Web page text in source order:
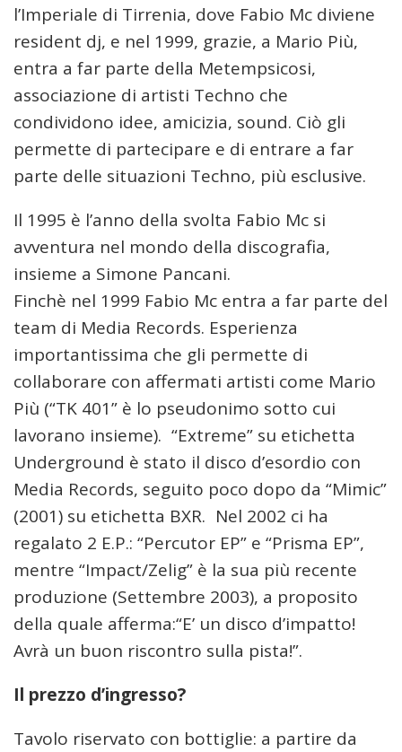
l’Imperiale di Tirrenia, dove Fabio Mc diviene
resident dj, e nel 1999, grazie, a Mario Più,
entra a far parte della Metempsicosi,
associazione di artisti Techno che
condividono idee, amicizia, sound. Ciò gli
permette di partecipare e di entrare a far
parte delle situazioni Techno, più esclusive.
Il 1995 è l’anno della svolta Fabio Mc si
avventura nel mondo della discografia,
insieme a Simone Pancani.
Finchè nel 1999 Fabio Mc entra a far parte del
team di Media Records. Esperienza
importantissima che gli permette di
collaborare con affermati artisti come Mario
Più (“TK 401” è lo pseudonimo sotto cui
lavorano insieme). “Extreme” su etichetta
Underground è stato il disco d’esordio con
Media Records, seguito poco dopo da “Mimic”
(2001) su etichetta BXR. Nel 2002 ci ha
regalato 2 E.P.: “Percutor EP” e “Prisma EP”,
mentre “Impact/Zelig” è la sua più recente
produzione (Settembre 2003), a proposito
della quale afferma:“E’ un disco d’impatto!
Avrà un buon riscontro sulla pista!”.
Il prezzo d’ingresso?
Tavolo riservato con bottiglie: a partire da